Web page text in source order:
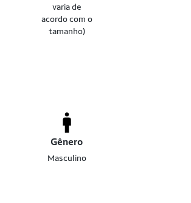
varia de
acordo com o
tamanho)
Gênero
Masculino